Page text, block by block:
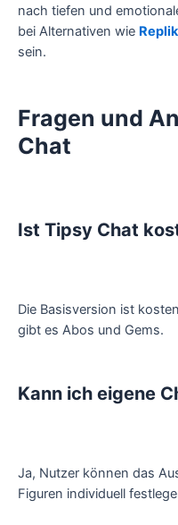
nach tiefen und
bei Alternativen wie
sein.
Fragen und
Chat
Ist Tipsy Chat
Die Basisversion ist
gibt es Abos und Gems.
Kann ich eigene
Ja, Nutzer können das
Figuren individuell